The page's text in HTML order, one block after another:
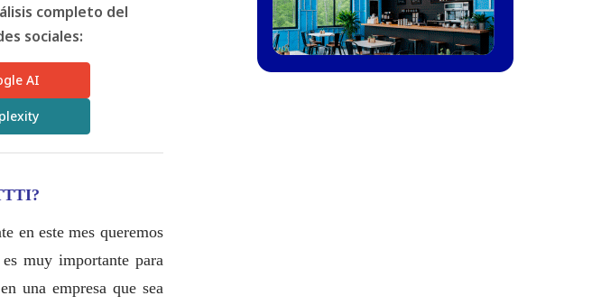
completo del
sociales:
AI
en este mes queremos
es muy importante para
una empresa que sea